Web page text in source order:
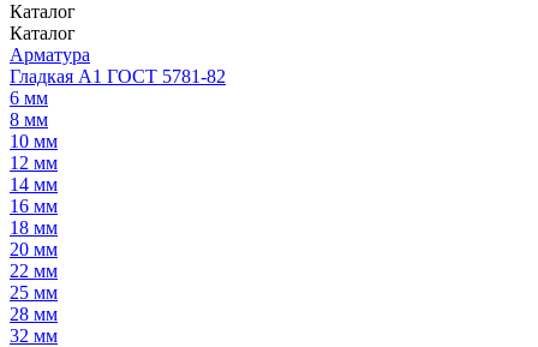
Каталог
Каталог
Арматура
Гладкая А1 ГОСТ 5781-82
6 мм
8 мм
10 мм
12 мм
14 мм
16 мм
18 мм
20 мм
22 мм
25 мм
28 мм
32 мм